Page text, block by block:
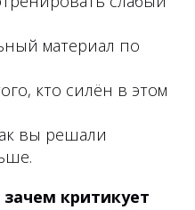
материал по
кто силён в этом
вы решали
критикует